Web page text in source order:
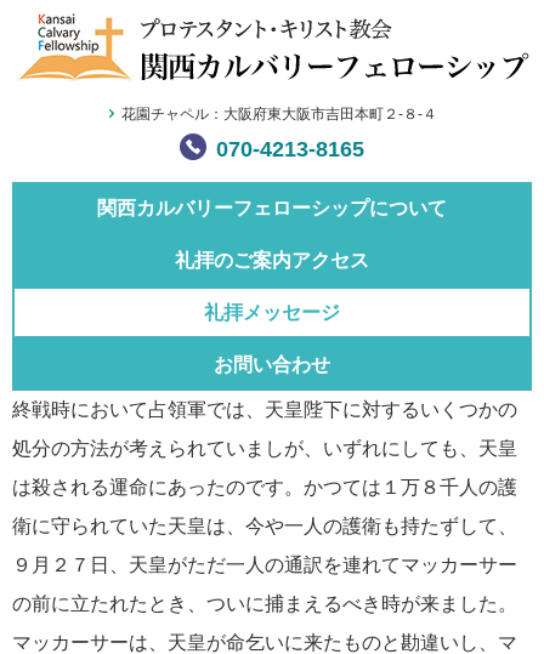
花園チャペル：大阪府東大阪市吉田本町２-８-４
070-4213-8165
関西カルバリーフェローシップについて
礼拝のご案内アクセス
礼拝メッセージ
お問い合わせ
終戦時において占領軍では、天皇陛下に対するいくつかの
処分の方法が考えられていましが、いずれにしても、天皇
は殺される運命にあったのです。かつては１万８千人の護
衛に守られていた天皇は、今や一人の護衛も持たずして、
９月２７日、天皇がただ一人の通訳を連れてマッカーサー
の前に立たれたとき、ついに捕まえるべき時が来ました。
マッカーサーは、天皇が命乞いに来たものと勘違いし、マ